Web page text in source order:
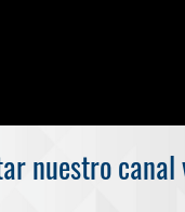
nuestro canal